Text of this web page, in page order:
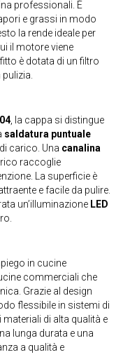
professionali. È
e grassi in modo
la rende ideale per
il motore viene
è dotata di un filtro
, la cappa si distingue
saldatura puntuale
carico. Una canalina
raccoglie
La superficie è
e facile da pulire.
un’illuminazione LED
in cucine
commerciali che
Grazie al design
flessibile in sistemi di
di alta qualità e
lunga durata e una
a qualità e